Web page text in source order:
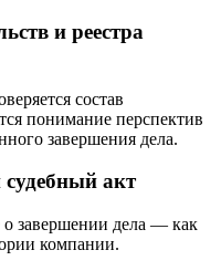
и реестра
состав
понимание перспектив
завершения дела.
акт
завершении дела — как
компании.